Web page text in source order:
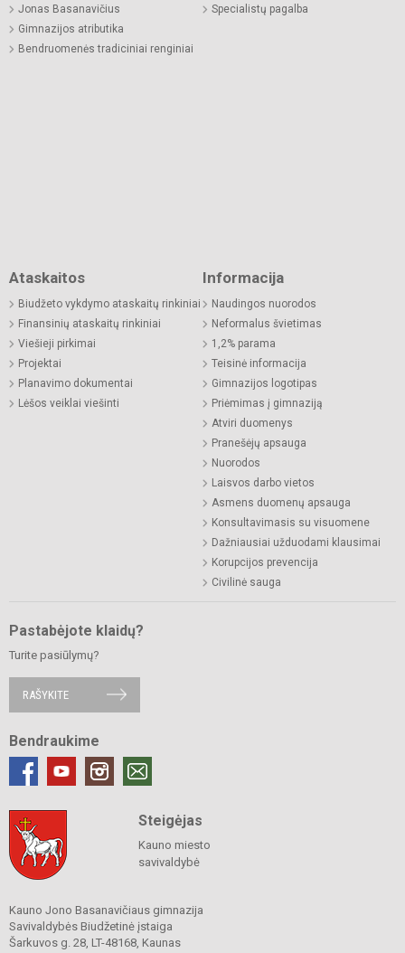
Jonas Basanavičius
Gimnazijos atributika
Bendruomenės tradiciniai renginiai
Specialistų pagalba
Ataskaitos
Biudžeto vykdymo ataskaitų rinkiniai
Finansinių ataskaitų rinkiniai
Viešieji pirkimai
Projektai
Planavimo dokumentai
Lėšos veiklai viešinti
Informacija
Naudingos nuorodos
Neformalus švietimas
1,2% parama
Teisinė informacija
Gimnazijos logotipas
Priėmimas į gimnaziją
Atviri duomenys
Pranešėjų apsauga
Nuorodos
Laisvos darbo vietos
Asmens duomenų apsauga
Konsultavimasis su visuomene
Dažniausiai užduodami klausimai
Korupcijos prevencija
Civilinė sauga
Pastabėjote klaidų?
Turite pasiūlymų?
RAŠYKITE
Bendraukime
Steigėjas
Kauno miesto
savivaldybė
Kauno Jono Basanavičiaus gimnazija
Savivaldybės Biudžetinė įstaiga
Šarkuvos g. 28, LT-48168, Kaunas